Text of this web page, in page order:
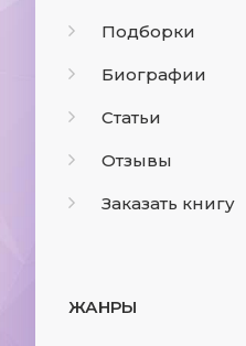
Подборки
Биографии
Статьи
Отзывы
Заказать книгу
ЖАНРЫ